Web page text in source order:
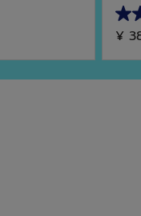
星
5.0
／
5
¥